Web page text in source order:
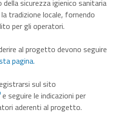
sicurezza igienico sanitaria
tradizione locale, fornendo
per gli operatori.
al progetto devono seguire
pagina.
sul sito
e seguire le indicazioni per
aderenti al progetto.